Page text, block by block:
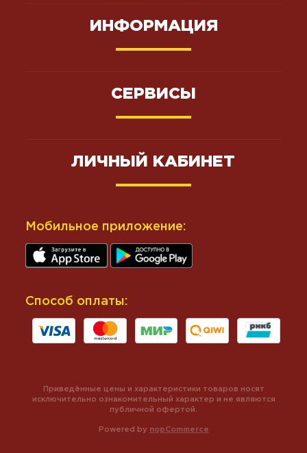
ИНФОРМАЦИЯ
СЕРВИСЫ
ЛИЧНЫЙ КАБИНЕТ
Мобильное приложение:
Способ оплаты:
Powered by nopCommerce
Приведённые цены и характеристики товаров носят
исключительно ознакомительный характер и не являются
публичной офертой.